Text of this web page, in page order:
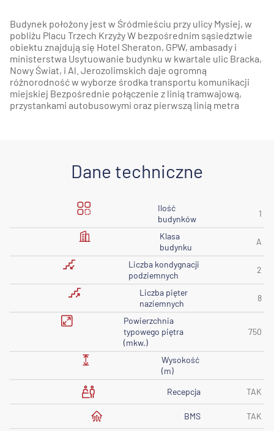
Budynek położony jest w Śródmieściu przy ulicy Mysiej, w
pobliżu Placu Trzech Krzyży W bezpośrednim sąsiedztwie
obiektu znajdują się Hotel Sheraton, GPW, ambasady i
ministerstwa Usytuowanie budynku w kwartale ulic Bracka,
Nowy Świat, i Al. Jerozolimskich daje ogromną
różnorodność w wyborze środka transportu komunikacji
miejskiej Bezpośrednie połączenie z linią tramwajową,
przystankami autobusowymi oraz pierwszą linią metra
Dane techniczne
Ilość
budynków
1
Klasa
budynku
A
Liczba kondygnacji
podziemnych
2
Liczba pięter
naziemnych
8
Powierzchnia
typowego piętra
(mkw.)
750
Wysokość
(m)
Recepcja
TAK
BMS
TAK